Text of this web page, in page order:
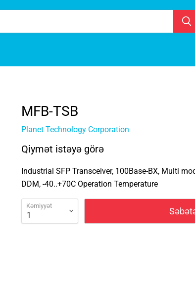
MFB-TSB
Planet Technology Corporation
Qiymət istəyə görə
Industrial SFP Transceiver, 100Base-BX, Multi
DDM, -40..+70C Operation Temperature
Kəmiyyət